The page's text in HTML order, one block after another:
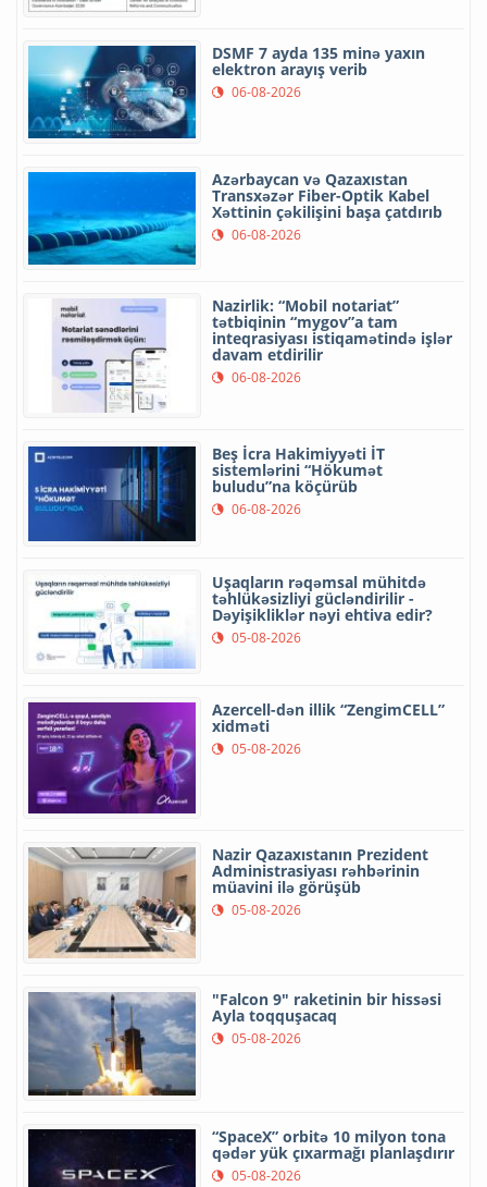
DSMF 7 ayda 135 minə yaxın
elektron arayış verib
06-08-2026
Azərbaycan və Qazaxıstan
Transxəzər Fiber-Optik Kabel
Xəttinin çəkilişini başa çatdırıb
06-08-2026
Nazirlik: “Mobil notariat”
tətbiqinin “mygov”a tam
inteqrasiyası istiqamətində işlər
davam etdirilir
06-08-2026
Beş İcra Hakimiyyəti İT
sistemlərini “Hökumət
buludu”na köçürüb
06-08-2026
Uşaqların rəqəmsal mühitdə
təhlükəsizliyi gücləndirilir -
Dəyişikliklər nəyi ehtiva edir?
05-08-2026
Azercell-dən illik “ZengimCELL”
xidməti
05-08-2026
Nazir Qazaxıstanın Prezident
Administrasiyası rəhbərinin
müavini ilə görüşüb
05-08-2026
"Falcon 9" raketinin bir hissəsi
Ayla toqquşacaq
05-08-2026
“SpaceX” orbitə 10 milyon tona
qədər yük çıxarmağı planlaşdırır
05-08-2026